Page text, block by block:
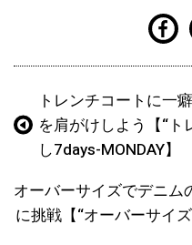
トレンチコートに一
を肩がけしよう【“
し7days-MONDAY】
オーバーサイズでデニム
に挑戦【“オーバーサイ